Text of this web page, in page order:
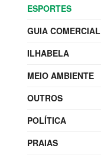
ESPORTES
GUIA COMERCIAL
ILHABELA
MEIO AMBIENTE
OUTROS
POLÍTICA
PRAIAS